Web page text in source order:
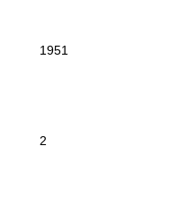
1951
2